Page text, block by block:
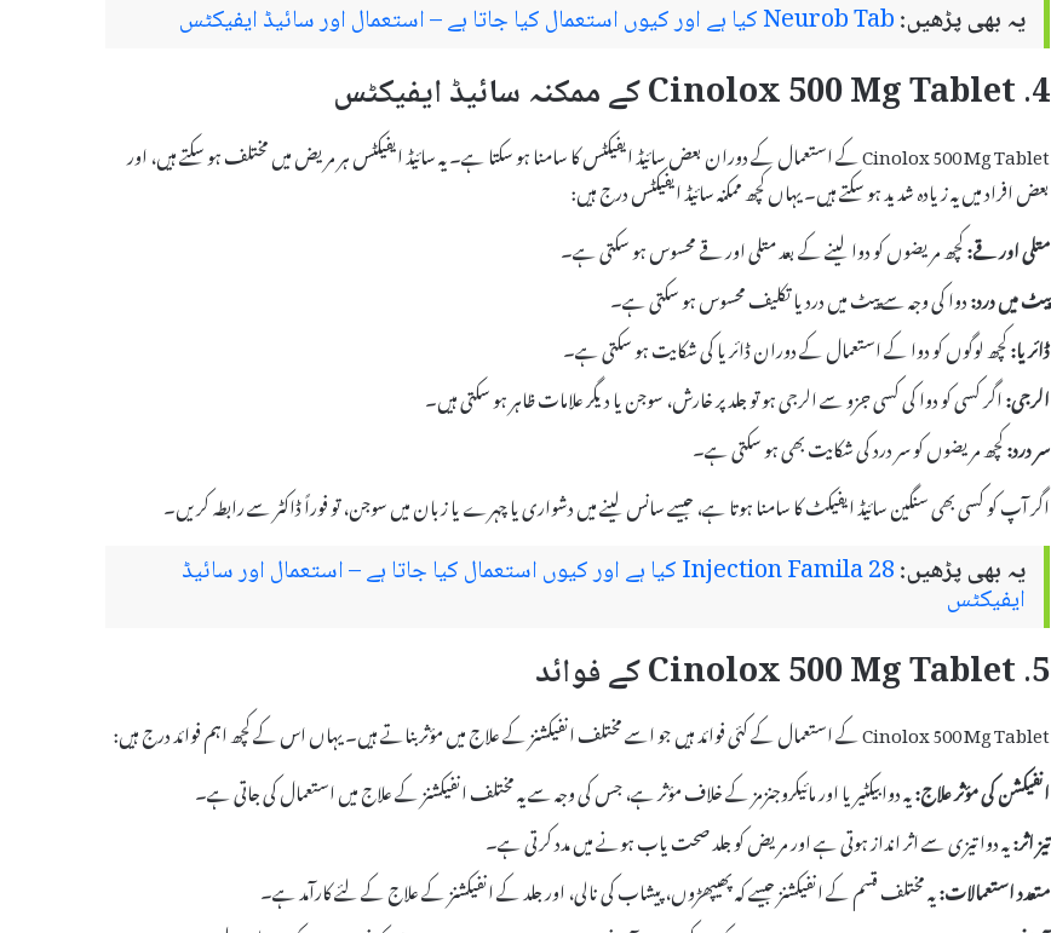
یہ بھی پڑھیں:Neurob Tab کیا ہے اور کیوں استعمال کیا جاتا ہے – استعمال اور سائیڈ ایفیکٹس
4. Cinolox 500 Mg Tablet کے ممکنہ سائیڈ ایفیکٹس
Cinolox 500 Mg Tablet کے استعمال کے دوران بعض سائیڈ ایفیکٹس کا سامنا ہو سکتا ہے۔ یہ سائیڈ ایفیکٹس ہر مریض میں مختلف ہو سکتے ہیں، اور
بعض افراد میں یہ زیادہ شدید ہو سکتے ہیں۔ یہاں کچھ ممکنہ سائیڈ ایفیکٹس درج ہیں:
متلی اور قے:کچھ مریضوں کو دوا لینے کے بعد متلی اور قے محسوس ہو سکتی ہے۔
پیٹ میں درد:دوا کی وجہ سے پیٹ میں درد یا تکلیف محسوس ہو سکتی ہے۔
ڈائریا:کچھ لوگوں کو دوا کے استعمال کے دوران ڈائریا کی شکایت ہو سکتی ہے۔
الرجی:اگر کسی کو دوا کی کسی جزو سے الرجی ہو تو جلد پر خارش، سوجن یا دیگر علامات ظاہر ہو سکتی ہیں۔
سر درد:کچھ مریضوں کو سر درد کی شکایت بھی ہو سکتی ہے۔
اگر آپ کو کسی بھی سنگین سائیڈ ایفیکٹ کا سامنا ہوتا ہے، جیسے سانس لینے میں دشواری یا چہرے یا زبان میں سوجن، تو فوراً ڈاکٹر سے رابطہ کریں۔
یہ بھی پڑھیں: Injection Famila 28 کیا ہے اور کیوں استعمال کیا جاتا ہے – استعمال اور سائیڈ
ایفیکٹس
5. Cinolox 500 Mg Tablet کے فوائد
Cinolox 500 Mg Tablet کے استعمال کے کئی فوائد ہیں جو اسے مختلف انفیکشنز کے علاج میں مؤثر بناتے ہیں۔ یہاں اس کے کچھ اہم فوائد درج ہیں:
انفیکشن کی مؤثر علاج:یہ دوا بیکٹیریا اور مائیکروجنزمز کے خلاف مؤثر ہے، جس کی وجہ سے یہ مختلف انفیکشنز کے علاج میں استعمال کی جاتی ہے۔
تیز اثر:یہ دوا تیزی سے اثر انداز ہوتی ہے اور مریض کو جلد صحت یاب ہونے میں مدد کرتی ہے۔
متعدد استعمالات:یہ مختلف قسم کے انفیکشنز جیسے کہ پھیپھڑوں، پیشاب کی نالی، اور جلد کے انفیکشنز کے علاج کے لئے کارآمد ہے۔